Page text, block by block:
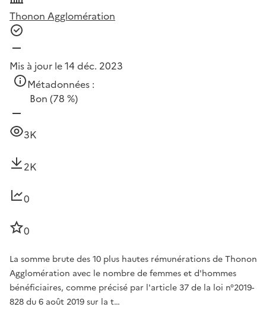
Thonon Agglomération
Mis à jour le 14 déc. 2023
Métadonnées :
Bon (78 %)
3K
2K
0
0
La somme brute des 10 plus hautes rémunérations de Thonon
Agglomération avec le nombre de femmes et d'hommes
bénéficiaires, comme précisé par l'article 37 de la loi n°2019-
828 du 6 août 2019 sur la t…